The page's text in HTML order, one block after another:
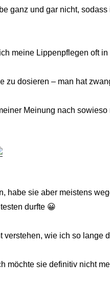
ganz und gar nicht,
meine Lippenpflegen oft
zu dosieren – man hat
Meinung nach
habe sie aber meistens
durfte 😀
wie ich so lange
möchte sie definitiv nicht